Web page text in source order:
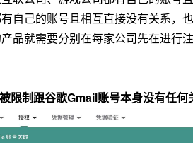
自己的账号且相互直接没有关系，
品就需要分别在每家公司先在进行
限制跟谷歌Gmail账号本身没有任何